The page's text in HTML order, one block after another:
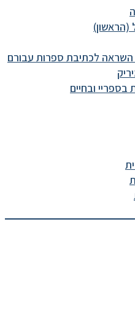
השראה לכתיבת ספרות עבורם
בספריי ובחיים